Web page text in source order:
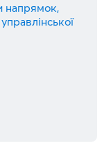
напрямок,